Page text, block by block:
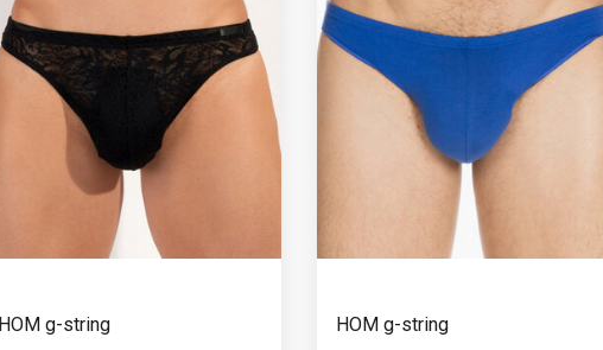
HOM g-string HOM g-string